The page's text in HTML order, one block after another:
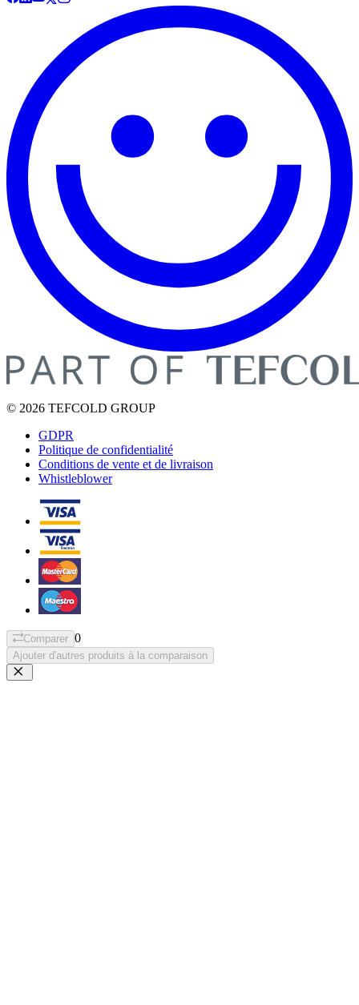
© 2026 TEFCOLD GROUP
GDPR
Politique de confidentialité
Conditions de vente et de livraison
Whistleblower
Comparer 0
Ajouter d'autres produits à la comparaison